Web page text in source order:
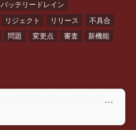
バッテリードレイン
リジェクト リリース
不具合
問題 変更点 審査
新機能
グラフ簡単作成アプリ 円グラフ・棒グラフ・折れ線GraPhoアプリ - App Store